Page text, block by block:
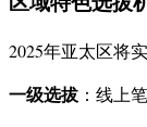
2025年亚太区将
一级选拔 ：线上